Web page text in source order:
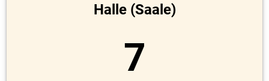
Halle (Saale)
7